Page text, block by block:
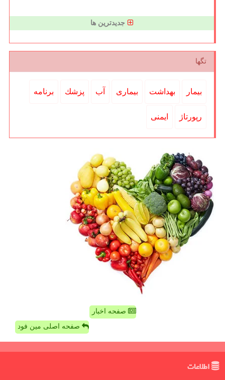
جدیدترین ها
تگها
بیمار بهداشت بیماری آب پزشك برنامه
رپورتاژ ایمنی
صفحه اخبار
صفحه اصلی مین فود
اطلاعات